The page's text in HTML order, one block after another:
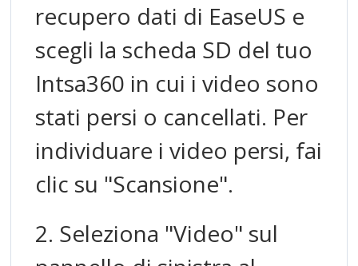
recupero dati di EaseUS e
scegli la scheda SD del tuo
Intsa360 in cui i video sono
stati persi o cancellati. Per
individuare i video persi, fai
clic su "Scansione".
2. Seleziona "Video" sul